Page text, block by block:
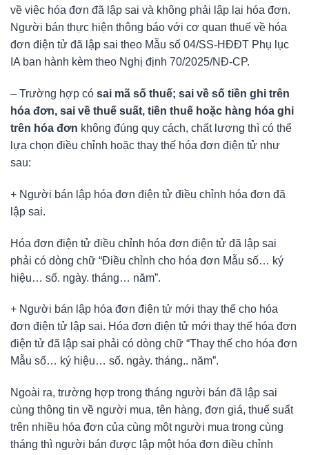
về việc hóa đơn đã lập sai và không phải lập lại hóa đơn.
Người bán thực hiện thông báo với cơ quan thuế về hóa
đơn điện tử đã lập sai theo Mẫu số 04/SS-HĐĐT Phụ lục
IA ban hành kèm theo Nghị định 70/2025/NĐ-CP.
– Trường hợp có sai mã số thuế; sai về số tiền ghi trên
hóa đơn, sai về thuế suất, tiền thuế hoặc hàng hóa ghi
trên hóa đơn không đúng quy cách, chất lượng thì có thể
lựa chọn điều chỉnh hoặc thay thế hóa đơn điện tử như
sau:
+ Người bán lập hóa đơn điện tử điều chỉnh hóa đơn đã
lập sai.
Hóa đơn điện tử điều chỉnh hóa đơn điện tử đã lập sai
phải có dòng chữ “Điều chỉnh cho hóa đơn Mẫu số… ký
hiệu… số. ngày. tháng… năm”.
+ Người bán lập hóa đơn điện tử mới thay thế cho hóa
đơn điện tử lập sai. Hóa đơn điện tử mới thay thế hóa đơn
điện tử đã lập sai phải có dòng chữ “Thay thế cho hóa đơn
Mẫu số… ký hiệu… số. ngày. tháng.. năm”.
Ngoài ra, trường hợp trong tháng người bán đã lập sai
cùng thông tin về người mua, tên hàng, đơn giá, thuế suất
trên nhiều hóa đơn của cùng một người mua trong cùng
tháng thì người bán được lập một hóa đơn điều chỉnh